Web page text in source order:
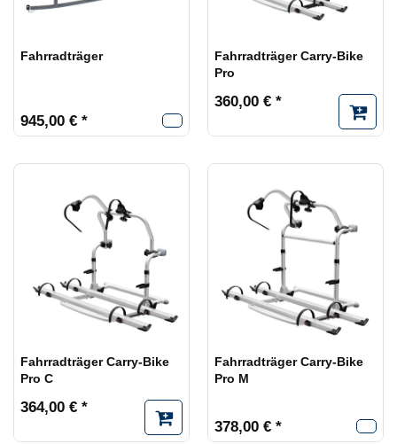
Fahrradträger
945,00 € *
Fahrradträger Carry-Bike
Pro
360,00 € *
Fahrradträger Carry-Bike
Pro C
364,00 € *
Fahrradträger Carry-Bike
Pro M
378,00 € *